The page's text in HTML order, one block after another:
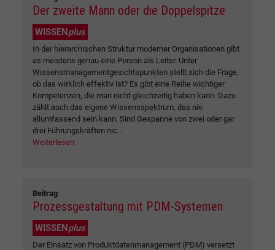
Der zweite Mann oder die Doppelspitze
WISSENplus
In der hierarchischen Struktur moderner Organisationen gibt
es meistens genau eine Person als Leiter. Unter
Wissensmanagementgesichtspunkten stellt sich die Frage,
ob das wirklich effektiv ist? Es gibt eine Reihe wichtiger
Kompetenzen, die man nicht gleichzeitig haben kann. Dazu
zählt auch das eigene Wissensspektrum, das nie
allumfassend sein kann. Sind Gespanne von zwei oder gar
drei Führungskräften nic...
Weiterlesen
Beitrag
Prozessgestaltung mit PDM-Systemen
WISSENplus
Der Einsatz von Produktdatenmanagement (PDM) versetzt